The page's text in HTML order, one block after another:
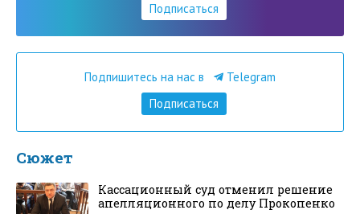
Подписаться
Подпишитесь на нас в
Telegram
Подписаться
Сюжет
Кассационный суд отменил решение
апелляционного по делу Прокопенко